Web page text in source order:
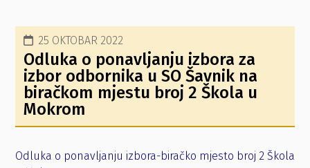
25 OKTOBAR 2022
Odluka o ponavljanju izbora za
izbor odbornika u SO Šavnik na
biračkom mjestu broj 2 Škola u
Mokrom
Odluka o ponavljanju izbora-biračko mjesto broj 2 Škola